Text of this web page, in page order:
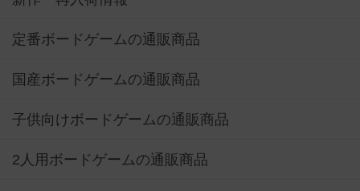
定番ボードゲームの通販商品
国産ボードゲームの通販商品
子供向けボードゲームの通販商品
2人用ボードゲームの通販商品